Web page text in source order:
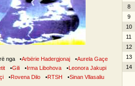
nga •Arbërie Hadergjonaj •Aurela Gaçe
•Gili •Irma Libohova •Leonora Jakupi
•Rovena Dilo •RTSH •Sinan Vllasaliu
8
9
10
11
12
13
14